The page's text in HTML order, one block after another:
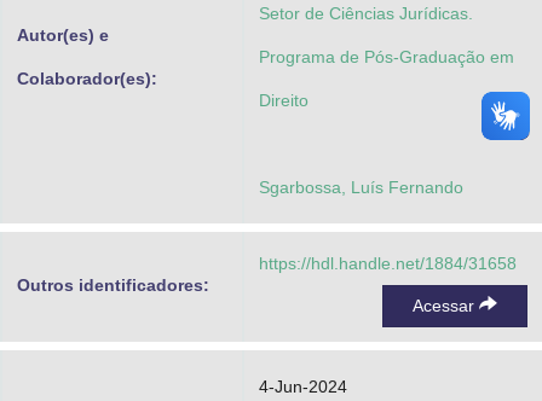
Autor(es) e
Colaborador(es):
Setor de Ciências Jurídicas.
Programa de Pós-Graduação em
Direito
Sgarbossa, Luís Fernando
Outros identificadores:
https://hdl.handle.net/1884/31658
Acessar
4-Jun-2024